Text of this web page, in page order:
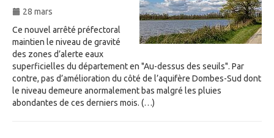
28 mars
Ce nouvel arrêté préfectoral
maintien le niveau de gravité
des zones d’alerte eaux
superficielles du département en "Au-dessus des seuils". Par
contre, pas d’amélioration du côté de l’aquifère Dombes-Sud dont
le niveau demeure anormalement bas malgré les pluies
abondantes de ces derniers mois. (…)